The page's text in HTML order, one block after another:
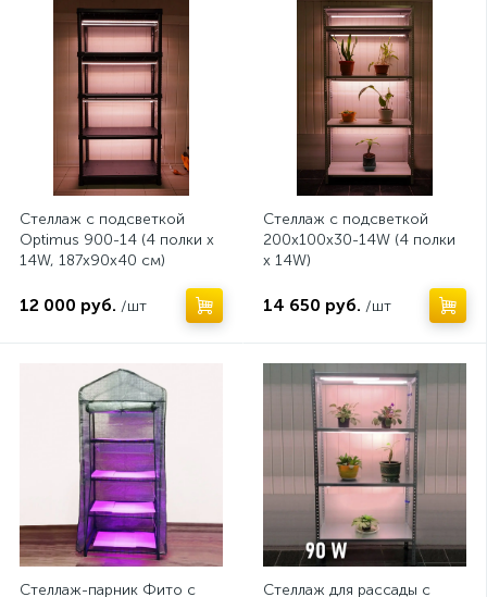
Стеллаж с подсветкой
Optimus 900-14 (4 полки х
14W, 187х90х40 см)
12 000 руб. /шт
Стеллаж с подсветкой
200х100х30-14W (4 полки
х 14W)
14 650 руб. /шт
Стеллаж-парник Фито с Стеллаж для рассады с